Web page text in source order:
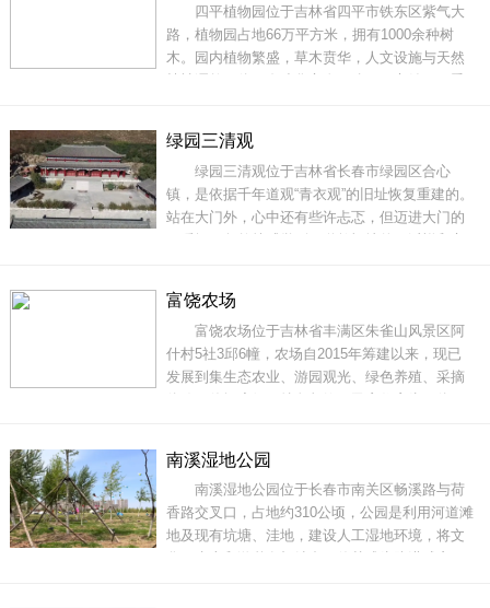
纪念馆、英雄群雕、双拥广场、休闲大路、绿化
四平植物园位于吉林省四平市铁东区紫气大
路，植物园占地66万平方米，拥有1000余种树
木。园内植物繁盛，草木贲华，人文设施与天然
的摩天轮拔地而起，首先涂上了一抹浪漫底色；
与其隔林相望的是水域4万平方米的清湖，蜿蜒小
路环绕周边，为园区
绿园三清观
绿园三清观位于吉林省长春市绿园区合心
镇，是依据千年道观“青衣观”的旧址恢复重建的。
站在大门外，心中还有些许忐忑，但迈进大门的
场，地上画了一幅巨大的太极八卦图，站在太极
的正中间，闭上眼睛，仔细去感受什么是“道法自
然”。
富饶农场
富饶农场位于吉林省丰满区朱雀山风景区阿
什村5社3邱6幢，农场自2015年筹建以来，现已
发展到集生态农业、游园观光、绿色养殖、采摘
体验、休闲度假、特色餐饮、民宿住宿为一体
香，如果想在近郊追寻梦中的田园生活，不妨来
这厚院体验一番。举目望去远山含黛，绿树成
荫，美景
南溪湿地公园
南溪湿地公园位于长春市南关区畅溪路与荷
香路交叉口，占地约310公顷，公园是利用河道滩
地及现有坑塘、洼地，建设人工湿地环境，将文